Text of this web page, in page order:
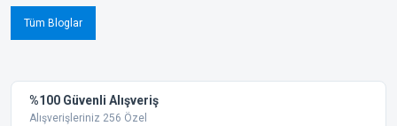
Tüm Bloglar
%100 Güvenli Alışveriş
Alışverişleriniz 256 Özel